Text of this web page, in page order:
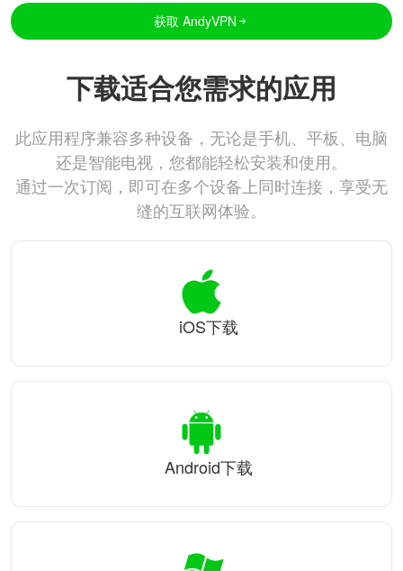
获取 AndyVPN
下载适合您需求的应用
此应用程序兼容多种设备，无论是手机、平板、电脑
还是智能电视，您都能轻松安装和使用。
通过一次订阅，即可在多个设备上同时连接，享受无
缝的互联网体验。
iOS下载
Android下载